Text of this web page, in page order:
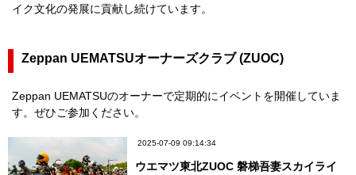
イク文化の発展に貢献し続けています。
Zeppan UEMATSUオーナーズクラブ (ZUOC)
Zeppan UEMATSUのオーナーで定期的にイベントを開催していま
す。ぜひご参加ください。
2025-07-09 09:14:34
ウエマツ東北ZUOC 磐梯吾妻スカイライ